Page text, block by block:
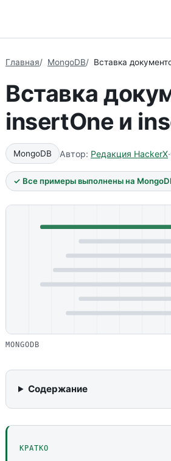
Главная MongoDB Вставка
Вставка
insertOne и
MongoDB Автор: Редакция HackerX·
✓ Все примеры выполнены на
MONGODB
Содержание
КРАТКО